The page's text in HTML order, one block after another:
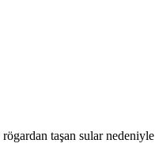
taşan sular nedeniyle